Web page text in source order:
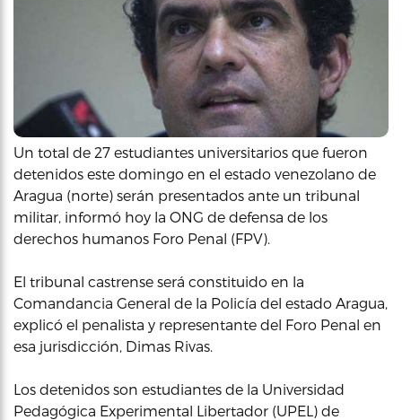
Un total de 27 estudiantes universitarios que fueron
detenidos este domingo en el estado venezolano de
Aragua (norte) serán presentados ante un tribunal
militar, informó hoy la ONG de defensa de los
derechos humanos Foro Penal (FPV).
El tribunal castrense será constituido en la
Comandancia General de la Policía del estado Aragua,
explicó el penalista y representante del Foro Penal en
esa jurisdicción, Dimas Rivas.
Los detenidos son estudiantes de la Universidad
Pedagógica Experimental Libertador (UPEL) de